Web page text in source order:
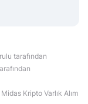
tarafından
Kripto Varlık Alım